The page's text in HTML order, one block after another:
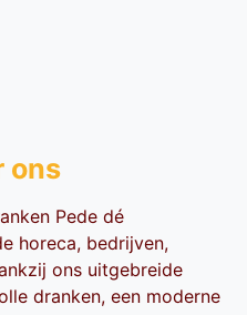
ons
Pede dé
horeca, bedrijven,
ons uitgebreide
dranken, een moderne